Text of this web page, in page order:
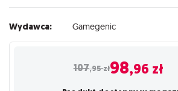
Wydawca: Gamegenic
107,95zł98,96 zł